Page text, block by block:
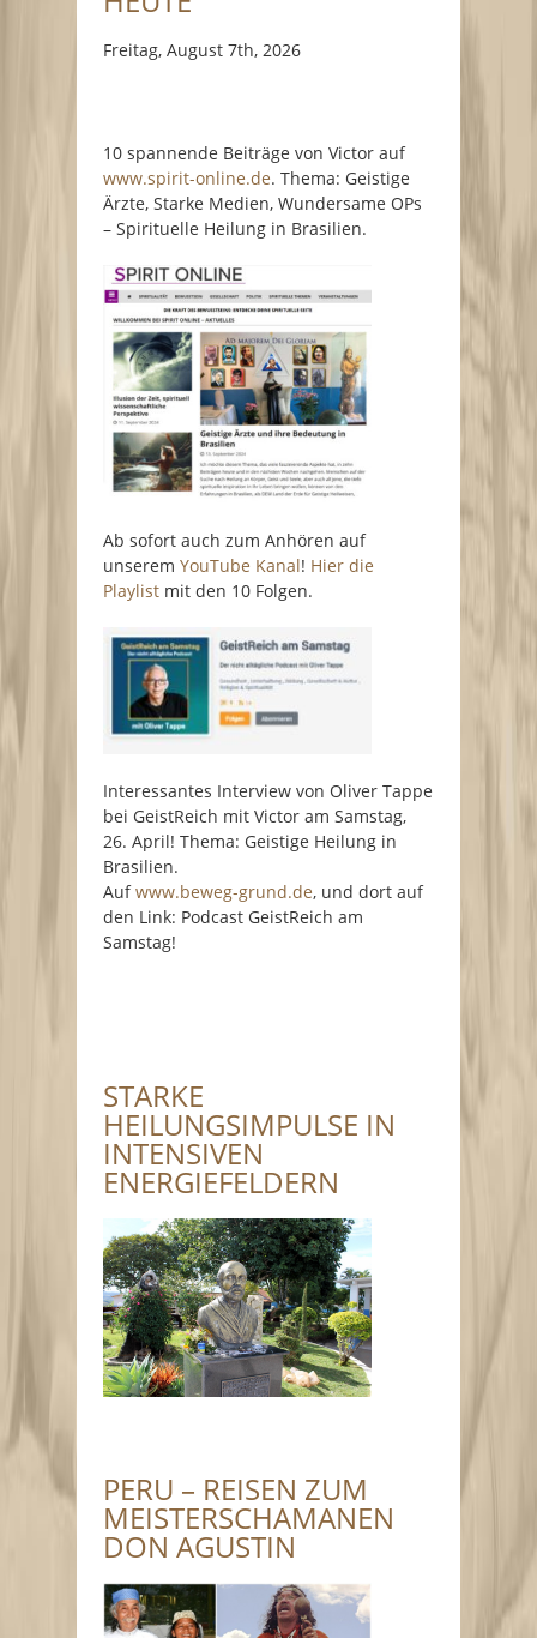
Freitag, August 7th, 2026
10 spannende Beiträge von Victor auf
www.spirit-online.de. Thema: Geistige
Ärzte, Starke Medien, Wundersame OPs
– Spirituelle Heilung in Brasilien.
Ab sofort auch zum Anhören auf
unseremYouTube Kanal! Hier die
Playlist mit den 10 Folgen.
Interessantes Interview von Oliver Tappe
bei GeistReich mit Victor am Samstag,
26. April! Thema: Geistige Heilung in
Brasilien.
Aufwww.beweg-grund.de, und dort auf
den Link: Podcast GeistReich am
Samstag!
STARKE
HEILUNGSIMPULSE IN
INTENSIVEN
ENERGIEFELDERN
PERU – REISEN ZUM
MEISTERSCHAMANEN
DON AGUSTIN